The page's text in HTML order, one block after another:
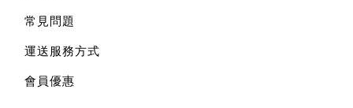
常見問題
運送服務方式
會員優惠